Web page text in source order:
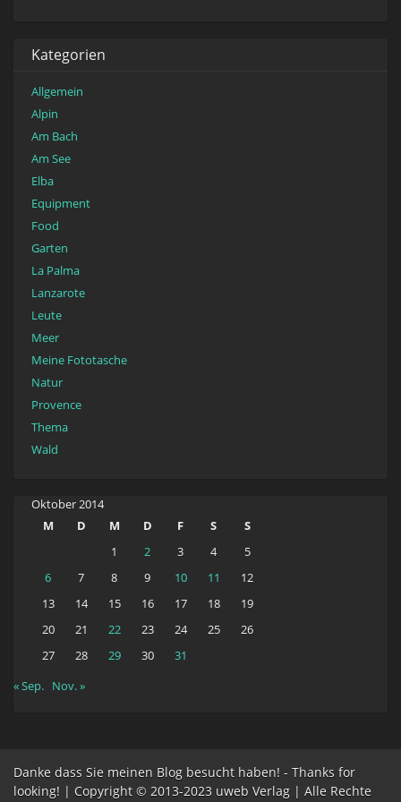
Kategorien
Allgemein
Alpin
Am Bach
Am See
Elba
Equipment
Food
Garten
La Palma
Lanzarote
Leute
Meer
Meine Fototasche
Natur
Provence
Thema
Wald
Oktober 2014
M
D M D F S
S
1
2 3 4
5
6
7 8 9 10 11
12
13
14 15 16 17 18
19
20
21 22 23 24 25
26
27
28 29 30
31
« Sep. Nov. »
Danke dass Sie meinen Blog besucht haben! - Thanks for
looking! | Copyright © 2013-2023 uweb Verlag | Alle Rechte